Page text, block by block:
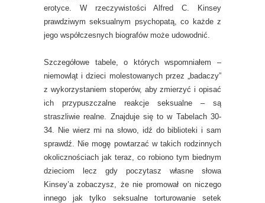
erotyce. W rzeczywistości Alfred C. Kinsey
prawdziwym seksualnym psychopatą, co każde z
jego współczesnych biografów może udowodnić.
Szczegółowe tabele, o których wspomniałem –
niemowląt i dzieci molestowanych przez „badaczy”
z wykorzystaniem stoperów, aby zmierzyć i opisać
ich przypuszczalne reakcje seksualne – są
straszliwie realne. Znajduje się to w Tabelach 30-
34. Nie wierz mi na słowo, idź do biblioteki i sam
sprawdź. Nie mogę powtarzać w takich rodzinnych
okolicznościach jak teraz, co robiono tym biednym
dzieciom lecz gdy poczytasz własne słowa
Kinsey’a zobaczysz, że nie promował on niczego
innego jak tylko seksualne torturowanie setek